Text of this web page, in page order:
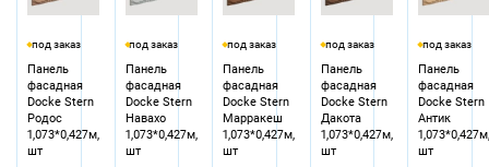
под заказ
Панель
фасадная
Docke Stern
Родос
1,073*0,427м,
шт
под заказ
Панель
фасадная
Docke Stern
Навахо
1,073*0,427м,
шт
под заказ
Панель
фасадная
Docke Stern
Марракеш
1,073*0,427м,
шт
под заказ
Панель
фасадная
Docke Stern
Дакота
1,073*0,427м,
шт
под заказ
Панель
фасадная
Docke Stern
Антик
шт